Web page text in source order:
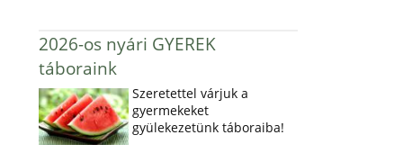
2026-os nyári GYEREK
táboraink
Szeretettel várjuk a
gyermekeket
gyülekezetünk táboraiba!